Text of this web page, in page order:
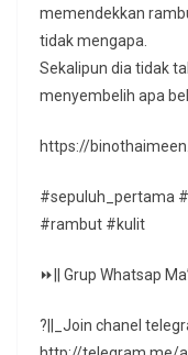
memendekkan
tidak mengapa.
Sekalipun dia tidak
menyembelih apa
https://
#sepuluh_pertama
#rambut #kulit
⏩|| Grup Whatsap
?||_Join chanel